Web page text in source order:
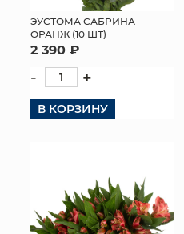
ЭУСТОМА САБРИНА
ОРАНЖ (10 ШТ)
2 390 ₽
- +
В КОРЗИНУ